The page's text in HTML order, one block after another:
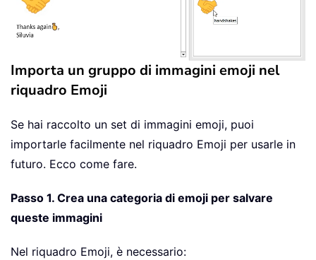
Importa un gruppo di immagini emoji nel
riquadro Emoji
Se hai raccolto un set di immagini emoji, puoi
importarle facilmente nel riquadro Emoji per usarle in
futuro. Ecco come fare.
Passo 1. Crea una categoria di emoji per salvare
queste immagini
Nel riquadro Emoji, è necessario: